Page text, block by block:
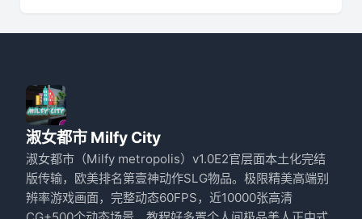
淑女都市 Milfy City
淑女都市（Milfy metropolis）v1.0E2官层面本土化完结
版传输，欧美排名第壹神动作SLG物品。极限精美高端别
辨率游戏画面，完整动态60FPS，近10000张高清